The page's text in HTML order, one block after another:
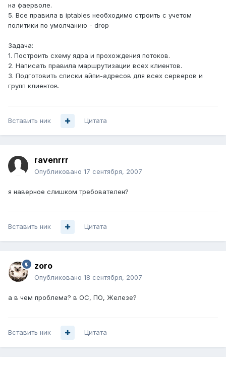
на фаерволе.
5. Все правила в iptables необходимо строить с учетом
политики по умолчанию - drop
Задача:
1. Построить схему ядра и прохождения потоков.
2. Написать правила маршрутизации всех клиентов.
3. Подготовить списки айпи-адресов для всех серверов и
групп клиентов.
Вставить ник Цитата
ravenrrr
Опубликовано 17 сентября, 2007
я наверное слишком требователен?
Вставить ник Цитата
zoro
Опубликовано 18 сентября, 2007
а в чем проблема? в ОС, ПО, Железе?
Вставить ник Цитата